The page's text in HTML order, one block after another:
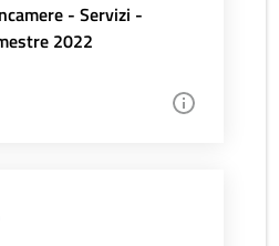
- Servizi -
2022